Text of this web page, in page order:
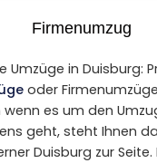
Firmenumzug
Umzüge in Duisburg:
oder
wenn es um den
geht, steht Ihnen
Duisburg zur